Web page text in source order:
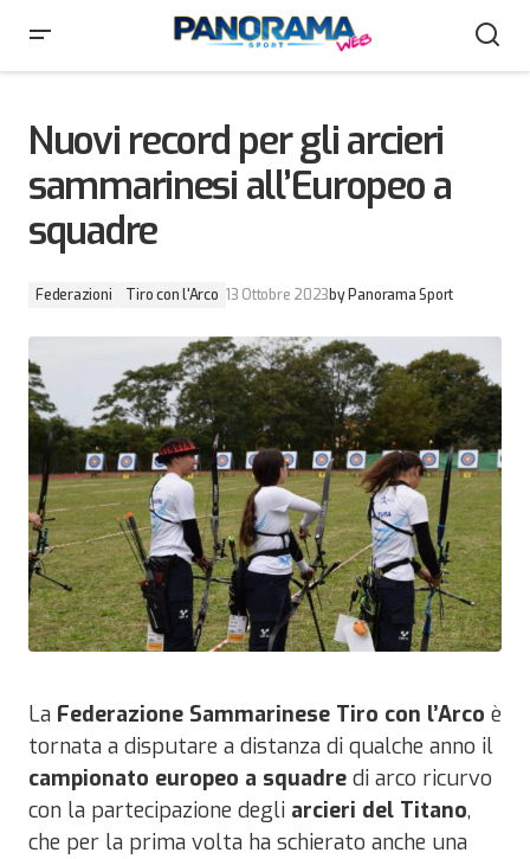
Nuovi record per gli arcieri
sammarinesi all’Europeo a
squadre
Federazioni Tiro con l'Arco 13 Ottobre 2023by Panorama Sport
La Federazione Sammarinese Tiro con l’Arco è
tornata a disputare a distanza di qualche anno il
campionato europeo a squadre di arco ricurvo
con la partecipazione degli arcieri del Titano,
che per la prima volta ha schierato anche una